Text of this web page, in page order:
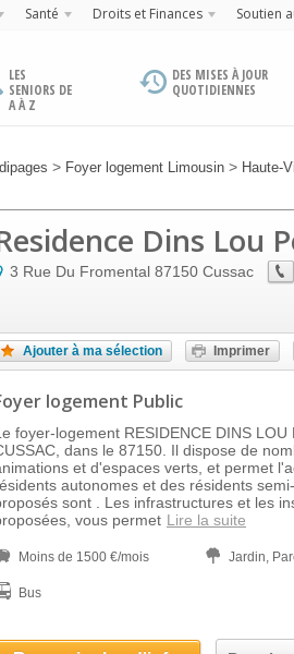
Santé Droits et Finances Soutien
LES
SENIORS DE
A À Z
DES MISES À JOUR
QUOTIDIENNES
> Foyer logement Limousin > Haute-
Dins Lou
3 Rue Du Fromental 87150 Cussac
Ajouter à ma sélection Imprimer
logement Public
foyer-logement RESIDENCE DINS LOU
dans le 87150. Il dispose de
et d'espaces verts, et permet
autonomes et des résidents
sont . Les infrastructures et les
vous permet Lire la suite
Moins de 1500 €/mois Jardin,
Bus